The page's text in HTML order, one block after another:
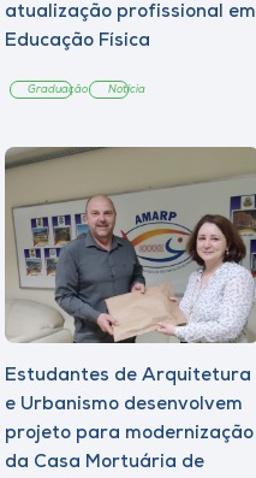
atualização profissional em
Educação Física
Graduação Notícia
Estudantes de Arquitetura
e Urbanismo desenvolvem
projeto para modernização
da Casa Mortuária de